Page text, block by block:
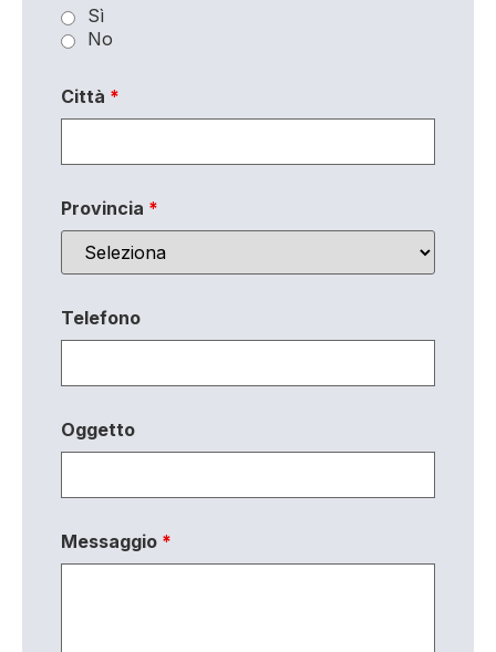
Sì
No
Città *
Provincia *
Telefono
Oggetto
Messaggio *